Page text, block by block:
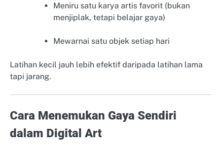
Meniru satu karya artis favorit (bukan
menjiplak, tetapi belajar gaya)
Mewarnai satu objek setiap hari
Latihan kecil jauh lebih efektif daripada latihan lama
tapi jarang.
Cara Menemukan Gaya Sendiri
dalam Digital Art